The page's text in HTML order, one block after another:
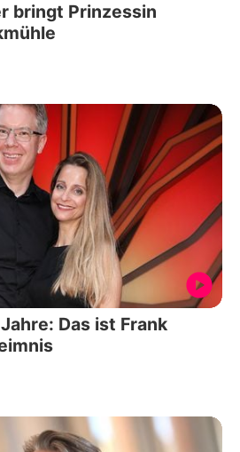
bringt Prinzessin
Das ist Frank